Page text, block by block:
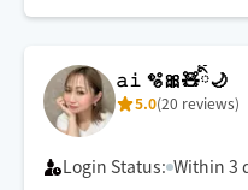
解放できる可能性がござ
ご予約前メッセージを通
お気軽に日時をご相談く
⚠️メッセージは日時のご
す。(◯日◯時〜◯◯周辺)
𝚊𝚒 🫧🎀🧸ིྀ🌙
5.0(20 reviews)
Login Status: Within 3